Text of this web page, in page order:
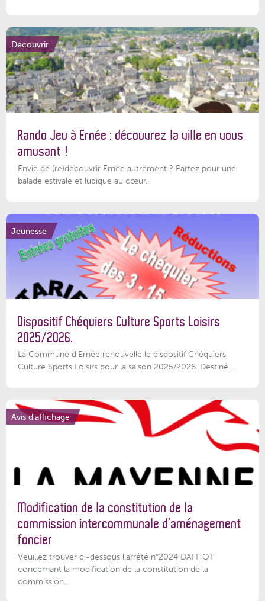
Découvrir
Rando Jeu à Ernée : découvrez la ville en vous
amusant !
Envie de (re)découvrir Ernée autrement ? Partez pour une
balade estivale et ludique au cœur...
Jeunesse
Dispositif Chéquiers Culture Sports Loisirs
2025/2026.
La Commune d'Ernée renouvelle le dispositif Chéquiers
Culture Sports Loisirs pour la saison 2025/2026. Destiné...
Avis d'affichage
Modification de la constitution de la
commission intercommunale d’aménagement
foncier
Veuillez trouver ci-dessous l'arrêté n°2024 DAFHOT
concernant la modification de la constitution de la
commission...